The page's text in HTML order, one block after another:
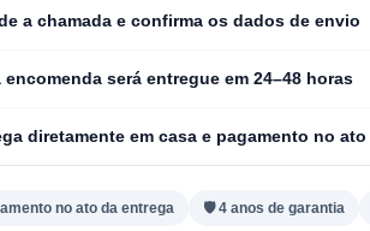
a chamada e confirma os dados de envio
encomenda será entregue em 24–48 horas
diretamente em casa e pagamento no
no ato da entrega 🛡️ 4 anos de garantia